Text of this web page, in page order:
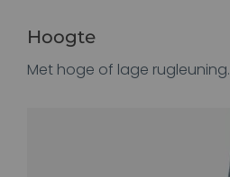
Hoogte
Met hoge of lage rugleuning.